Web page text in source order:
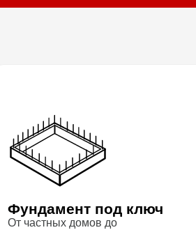
Фундамент под ключ
От частных домов до